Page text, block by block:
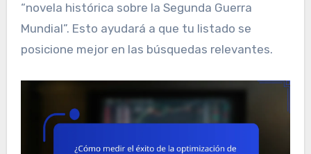
“novela histórica sobre la Segunda Guerra
Mundial”. Esto ayudará a que tu listado se
posicione mejor en las búsquedas relevantes.